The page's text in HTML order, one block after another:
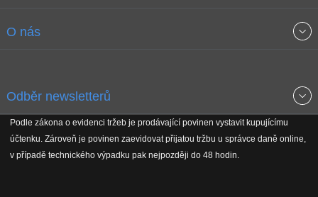
Obchodní podmínky
Reklamační řád
O nás
Koho podporujeme
Odběr newsletterů
Podle zákona o evidenci tržeb je prodávající povinen vystavit kupujícímu
účtenku. Zároveň je povinen zaevidovat přijatou tržbu u správce daně online,
v případě technického výpadku pak nejpozději do 48 hodin.